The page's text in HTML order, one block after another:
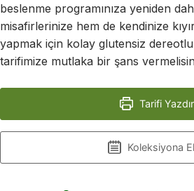
beslenme programınıza yeniden
misafirlerinize hem de kendinize
yapmak için kolay glutensiz
tarifimize mutlaka bir şans
Tarifi Yazdır
Koleksiyona